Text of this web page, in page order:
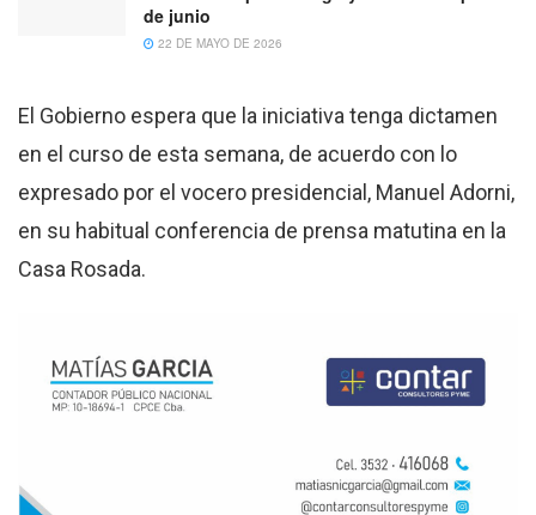
de junio
22 DE MAYO DE 2026
El Gobierno espera que la iniciativa tenga dictamen
en el curso de esta semana, de acuerdo con lo
expresado por el vocero presidencial, Manuel Adorni,
en su habitual conferencia de prensa matutina en la
Casa Rosada.